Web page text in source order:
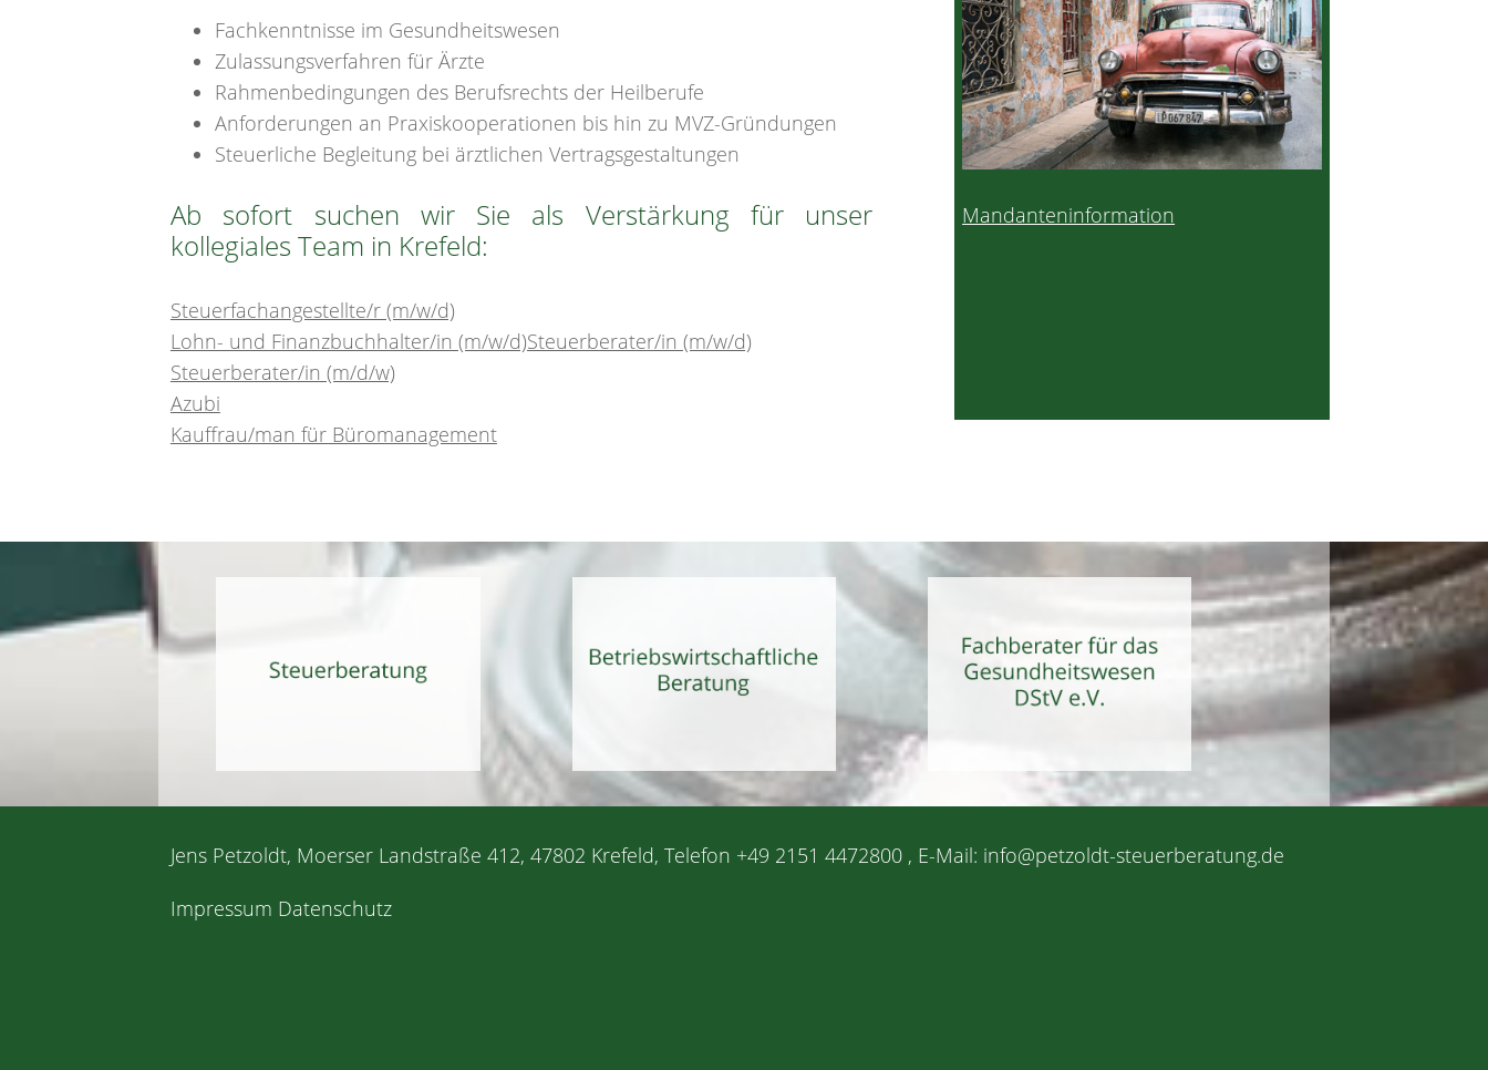
Fachkenntnisse im Gesundheitswesen
Zulassungsverfahren für Ärzte
Rahmenbedingungen des Berufsrechts der Heilberufe
Anforderungen an Praxiskooperationen bis hin zu MVZ-Gründungen
Steuerliche Begleitung bei ärztlichen Vertragsgestaltungen
Ab sofort suchen wir Sie als Verstärkung für unser
kollegiales Team in Krefeld:
Steuerfachangestellte/r (m/w/d)
Lohn- und Finanzbuchhalter/in (m/w/d)Steuerberater/in (m/w/d)
Steuerberater/in (m/d/w)
Azubi
Kauffrau/man für Büromanagement
Mandanteninformation
Jens Petzoldt, Moerser Landstraße 412, 47802 Krefeld, Telefon +49 2151 4472800 , E-Mail: info@petzoldt-steuerberatung.de
Impressum Datenschutz